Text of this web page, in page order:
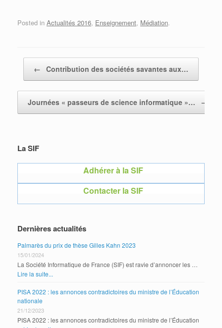
Posted in Actualités 2016, Enseignement, Médiation.
← Contribution des sociétés savantes aux…
Journées « passeurs de science informatique »… →
La SIF
Adhérer à la SIF
Contacter la SIF
Dernières actualités
Palmarès du prix de thèse Gilles Kahn 2023
15/01/2024
La Société Informatique de France (SIF) est ravie d’annoncer les …
Lire la suite...
PISA 2022 : les annonces contradictoires du ministre de l’Éducation
nationale
21/12/2023
PISA 2022 : les annonces contradictoires du ministre de l’Éducation